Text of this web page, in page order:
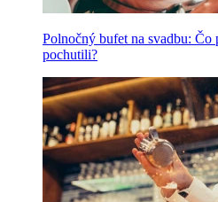
Polnočný bufet na svadbu:
pochutili?